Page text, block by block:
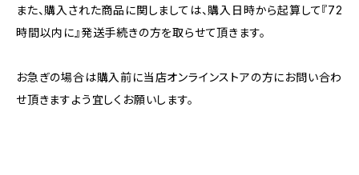
また、購入された商品に関しましては、購入日時から起算して『72
時間以内に』発送手続きの方を取らせて頂きます。
お急ぎの場合は購入前に当店オンラインストアの方にお問い合わ
せ頂きますよう宜しくお願いします。